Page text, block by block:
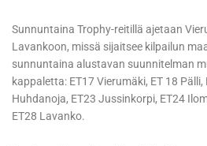
Sunnuntaina Trophy-reitillä ajetaan
Lavankoon, missä sijaitsee kilpailun
sunnuntaina alustavan suunnitelman
kappaletta: ET17 Vierumäki, ET 18 Pälli,
Huhdanoja, ET23 Jussinkorpi, ET24
ET28 Lavanko.